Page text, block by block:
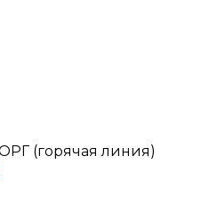
(горячая линия)